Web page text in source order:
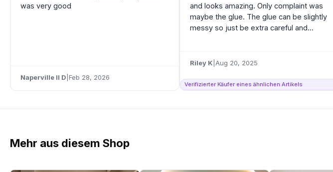
was very good
Naperville Il D Feb 28, 2026
and looks amazing. Only complaint was
maybe the glue. The glue can be slightly
messy so just be extra careful and...
Riley K Aug 20, 2025
Verifizierter Käufer eines ähnlichen Artikels
Mehr aus diesem Shop